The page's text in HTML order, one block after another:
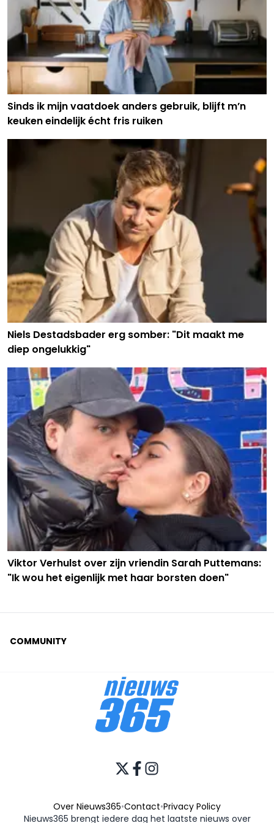
Sinds ik mijn vaatdoek anders gebruik, blijft m’n
keuken eindelijk écht fris ruiken
Niels Destadsbader erg somber: "Dit maakt me
diep ongelukkig"
Viktor Verhulst over zijn vriendin Sarah Puttemans:
"Ik wou het eigenlijk met haar borsten doen"
COMMUNITY
Over Nieuws365•Contact•Privacy Policy
Nieuws365 brengt iedere dag het laatste nieuws over